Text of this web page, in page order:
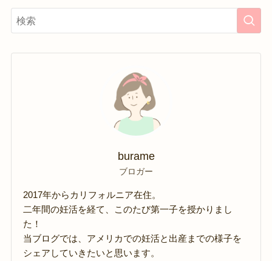
burame
ブロガー
2017年からカリフォルニア在住。
二年間の妊活を経て、このたび第一子を授かりまし
た！
当ブログでは、アメリカでの妊活と出産までの様子を
シェアしていきたいと思います。